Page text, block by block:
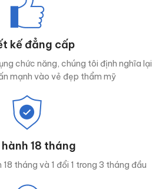
kế đẳng cấp
chức năng, chúng tôi định nghĩa lại
mạnh vào vẻ đẹp thẩm mỹ
18 tháng
tháng và 1 đổi 1 trong 3 tháng đầu